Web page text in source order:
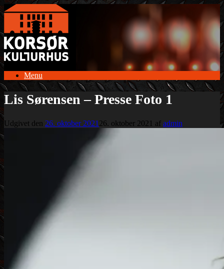
Gå
til
indhold
Menu
Lis Sørensen – Presse Foto 1
Udgivet den 26. oktober 202126. oktober 2021 af admin